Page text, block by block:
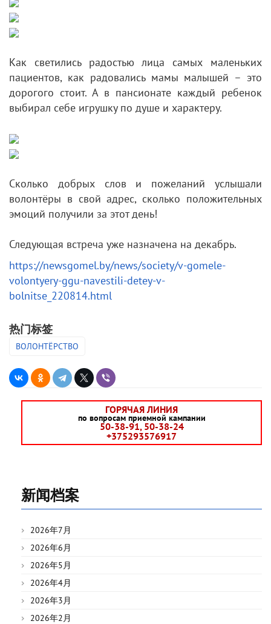
Как светились радостью лица самых маленьких
пациентов, как радовались мамы малышей – это
дорогого стоит. А в пансионате каждый ребенок
выбирал себе игрушку по душе и характеру.
Сколько добрых слов и пожеланий услышали
волонтёры в свой адрес, сколько положительных
эмоций получили за этот день!
Следующая встреча уже назначена на декабрь.
https://newsgomel.by/news/society/v-gomele-
volontyery-ggu-navestili-detey-v-
bolnitse_220814.html
热门标签
ВОЛОНТЁРСТВО
ГОРЯЧАЯ ЛИНИЯ
по вопросам приемной кампании
50-38-91, 50-38-24
+375293576917
新闻档案
2026年7月
2026年6月
2026年5月
2026年4月
2026年3月
2026年2月